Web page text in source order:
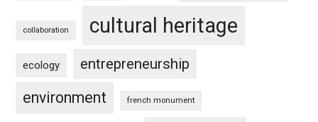
collaboration cultural heritage
ecology entrepreneurship
environment french monument